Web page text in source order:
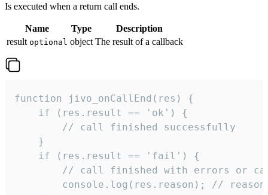
Is executed when a return call ends.
Name Type
Description
result optional object The result of a callback
function jivo_onCallEnd(res) {
    if (res.result == 'ok') {
        // call finished successfully
    }
    if (res.result == 'fail') {
// call finished with errors or
console.log(res.reason); //